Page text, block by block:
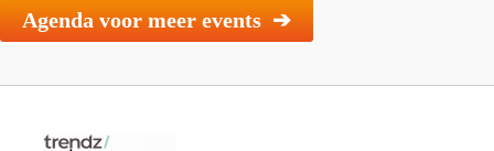
Agenda voor meer events ➔